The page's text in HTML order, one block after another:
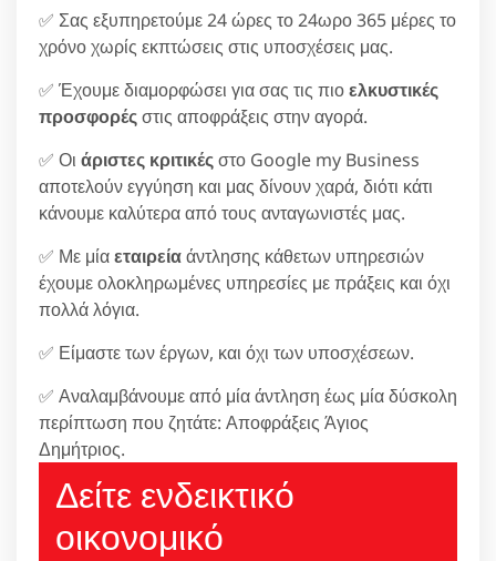
✅ Σας εξυπηρετούμε 24 ώρες το 24ωρο 365 μέρες το
χρόνο χωρίς εκπτώσεις στις υποσχέσεις μας.
✅ Έχουμε διαμορφώσει για σας τις πιοελκυστικές
προσφορέςστις αποφράξεις στην αγορά.
✅ Οι άριστες κριτικέςστο Google my Business
αποτελούν εγγύηση και μας δίνουν χαρά, διότι κάτι
κάνουμε καλύτερα από τους ανταγωνιστές μας.
✅ Με μίαεταιρείαάντλησης κάθετων υπηρεσιών
έχουμε ολοκληρωμένες υπηρεσίες με πράξεις και όχι
πολλά λόγια.
✅ Είμαστε των έργων, και όχι των υποσχέσεων.
✅ Αναλαμβάνουμε από μία άντληση έως μία δύσκολη
περίπτωση που ζητάτε: Αποφράξεις Άγιος
Δημήτριος.
Δείτε ενδεικτικό
οικονομικό